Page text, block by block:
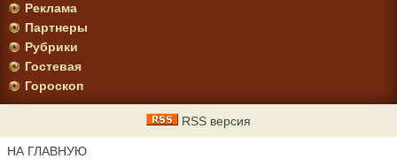
Реклама
Партнеры
Рубрики
Гостевая
Гороскоп
RSS версия
НА ГЛАВНУЮ